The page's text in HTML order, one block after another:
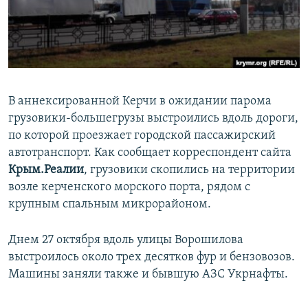
ПОБЕДИТЕЛЕЙ НЕ СУДЯТ?
КРЫМ.НЕПОКОРЕННЫЙ
ELIFBE
ПРИСОЕДИНЯЙТЕСЬ!
Все сайты RFE/RL
В аннексированной Керчи в ожидании парома
грузовики-большегрузы выстроились вдоль дороги,
по которой проезжает городской пассажирский
автотранспорт. Как сообщает корреспондент сайта
Крым.Реалии, грузовики скопились на территории
возле керченского морского порта, рядом с
крупным спальным микрорайоном.
Днем 27 октября вдоль улицы Ворошилова
выстроилось около трех десятков фур и бензовозов.
Машины заняли также и бывшую АЗС Укрнафты.